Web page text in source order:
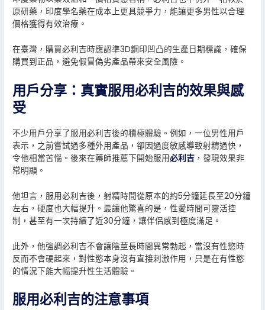
原研藥，印度學名藥在成本上更具競爭力，能讓更多男性以合理
價格獲得有效治療。
在臺灣，購買必利吉時應認準3D鋼印凹凸的生產日期標識，確保
購買到正品，避免假冒偽劣產品帶來安全風險。
用戶分享：真實服用必利吉的效果與感
受
不少用戶分享了服用必利吉後的積極體驗。例如，一位男性用戶
表示，之前嘗試過多種外用產品，卻因過度敏感導致射精過快，
令他相當苦惱。後來在藥師推薦下開始服用必利吉 ，發現效果非
常明顯。
他坦言，服用必利吉後，射精時間從原本的約5分鐘延長至20分鐘
左右，硬度也大幅提升。最讓他驚喜的是，性愛時間可靈活控
制，甚至有一次持續了近30分鐘，讓伴侶感到極度滿足。
此外，他強調必利吉不會讓陰莖長時間異常勃起，當沒有性慾時
反而不會硬起來，對性慾本身沒有直接刺激作用，只是在有性慾
的情況下能大幅提升性生活體驗。
服用必利吉的注意事項